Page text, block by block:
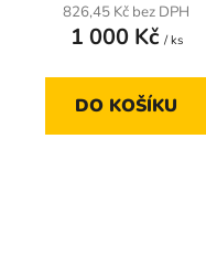
826,45 Kč bez DPH
1 000 Kč / ks
DO KOŠÍKU